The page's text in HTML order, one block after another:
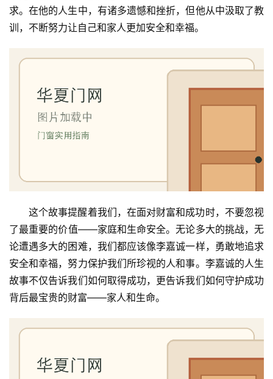
求。在他的人生中，有诸多遗憾和挫折，但他从中汲取了教
训，不断努力让自己和家人更加安全和幸福。
这个故事提醒着我们，在面对财富和成功时，不要忽视
了最重要的价值——家庭和生命安全。无论多大的挑战，无
论遭遇多大的困难，我们都应该像李嘉诚一样，勇敢地追求
安全和幸福，努力保护我们所珍视的人和事。李嘉诚的人生
故事不仅告诉我们如何取得成功，更告诉我们如何守护成功
背后最宝贵的财富——家人和生命。